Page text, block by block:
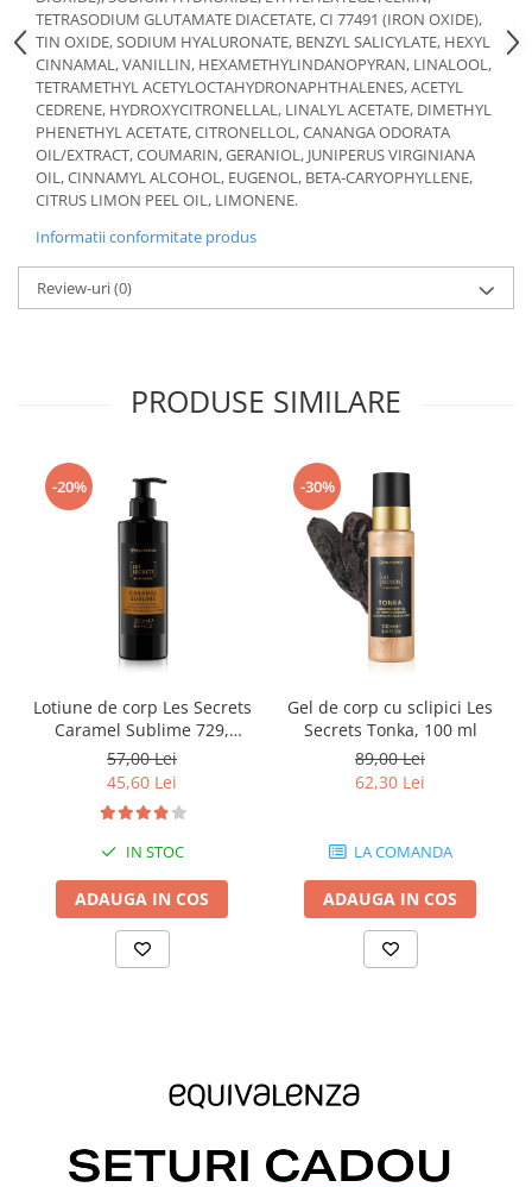
TETRASODIUM GLUTAMATE DIACETATE, CI 77491 (IRON OXIDE),
TIN OXIDE, SODIUM HYALURONATE, BENZYL SALICYLATE, HEXYL
CINNAMAL, VANILLIN, HEXAMETHYLINDANOPYRAN, LINALOOL,
TETRAMETHYL ACETYLOCTAHYDRONAPHTHALENES, ACETYL
CEDRENE, HYDROXYCITRONELLAL, LINALYL ACETATE, DIMETHYL
PHENETHYL ACETATE, CITRONELLOL, CANANGA ODORATA
OIL/EXTRACT, COUMARIN, GERANIOL, JUNIPERUS VIRGINIANA
OIL, CINNAMYL ALCOHOL, EUGENOL, BETA-CARYOPHYLLENE,
CITRUS LIMON PEEL OIL, LIMONENE.
Informatii conformitate produs
Review-uri(0)
PRODUSE SIMILARE
-20%
Lotiune de corp Les Secrets
Caramel Sublime 729,
Equivalenza, 250 ml
57,00 Lei
45,60 Lei
IN STOC
ADAUGA IN COS
-30%
Gel de corp cu sclipici Les
Secrets Tonka, 100 ml
89,00 Lei
62,30 Lei
LA COMANDA
ADAUGA IN COS